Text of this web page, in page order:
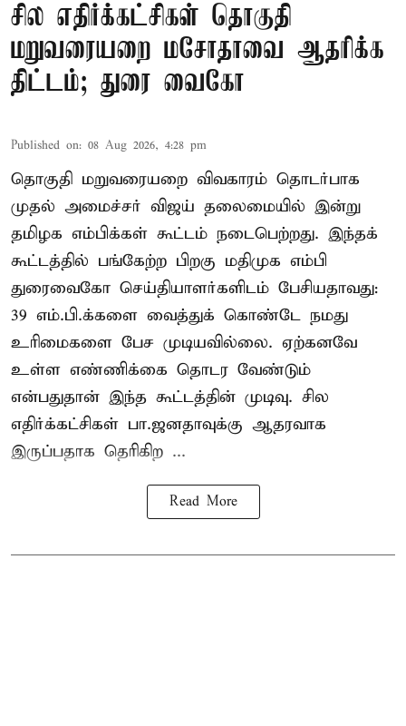
சில எதிர்க்கட்சிகள் தொகுதி
மறுவரையறை மசோதாவை ஆதரிக்க
திட்டம்; துரை வைகோ
Published on: 08 Aug 2026, 4:28 pm
தொகுதி மறுவரையறை விவகாரம் தொடர்பாக
முதல் அமைச்சர் விஜய் தலைமையில் இன்று
தமிழக எம்பிக்கள் கூட்டம் நடைபெற்றது. இந்தக்
கூட்டத்தில் பங்கேற்ற பிறகு மதிமுக எம்பி
துரைவைகோ செய்தியாளர்களிடம் பேசியதாவது:
39 எம்.பி.க்களை வைத்துக் கொண்டே நமது
உரிமைகளை பேச முடியவில்லை. ஏற்கனவே
உள்ள எண்ணிக்கை தொடர வேண்டும்
என்பதுதான் இந்த கூட்டத்தின் முடிவு. சில
எதிர்க்கட்சிகள் பா.ஜனதாவுக்கு ஆதரவாக
இருப்பதாக தெரிகிற ...
Read More